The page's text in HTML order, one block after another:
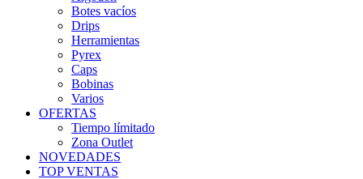
Botes vacíos
Drips
Herramientas
Pyrex
Caps
Bobinas
Varios
OFERTAS
Tiempo límitado
Zona Outlet
NOVEDADES
TOP VENTAS